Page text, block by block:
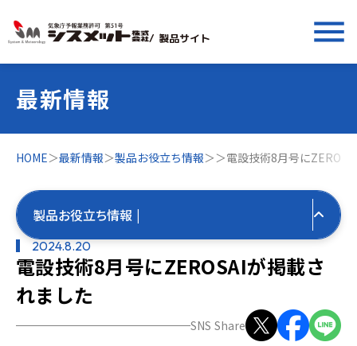
最新情報
HOME＞最新情報＞製品お役立ち情報＞ ＞電設技術8月号に
製品お役立ち情報 |
すべての最新情報
2024.8.20
電設技術8月号にZEROSAIが掲載さ
れました
SNS Share
/ 製品サイト menu